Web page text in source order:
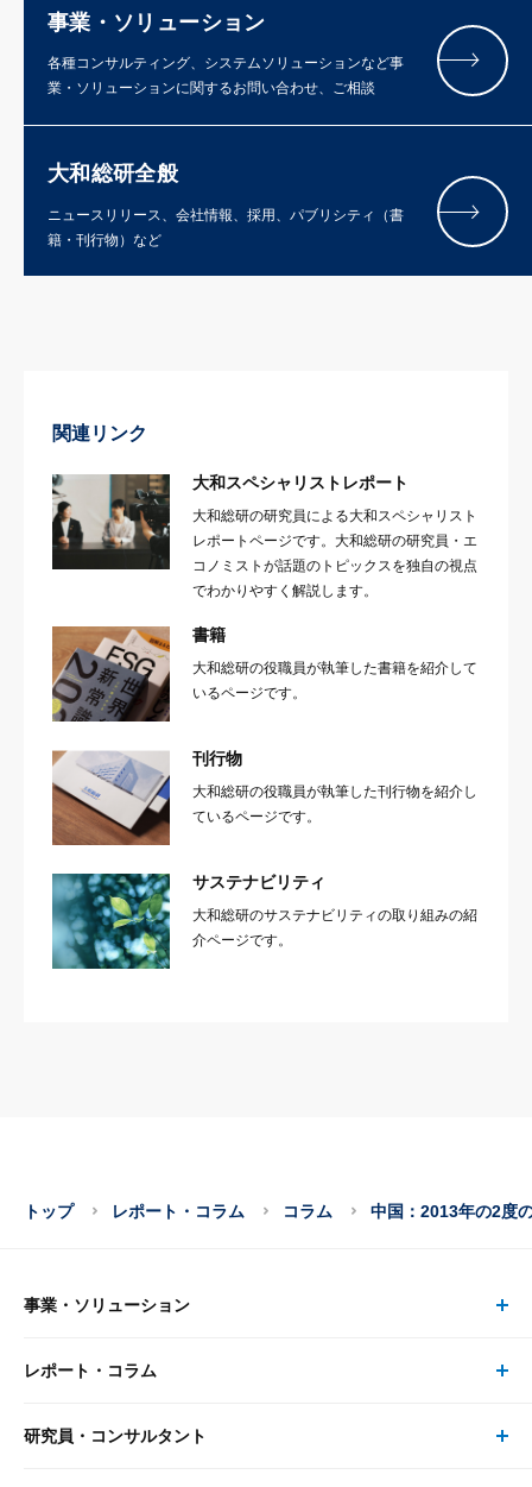
事業・ソリューション
各種コンサルティング、システムソリューションなど事
業・ソリューションに関するお問い合わせ、ご相談
大和総研全般
ニュースリリース、会社情報、採用、パブリシティ（書
籍・刊行物）など
関連リンク
大和スペシャリストレポート
大和総研の研究員による大和スペシャリスト
レポートページです。大和総研の研究員・エ
コノミストが話題のトピックスを独自の視点
でわかりやすく解説します。
書籍
大和総研の役職員が執筆した書籍を紹介して
いるページです。
刊行物
大和総研の役職員が執筆した刊行物を紹介し
ているページです。
サステナビリティ
大和総研のサステナビリティの取り組みの紹
介ページです。
トップ レポート・コラム コラム 中国：2013年の2度
事業・ソリューション
事業・ソリューション トップ
リサーチ
レポート・コラム
レポート・コラム トップ
研究員・コンサルタント